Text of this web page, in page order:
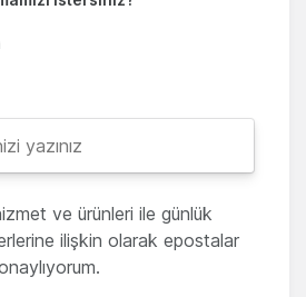
ve ürünleri ile günlük
ilişkin olarak epostalar